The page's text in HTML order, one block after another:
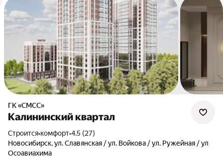
ГК «СМСС»
Калининский квартал
Строится•комфорт•4.5 (27)
Новосибирск, ул. Славянская / ул. Войкова / ул. Ружейная / ул
Осоавиахима